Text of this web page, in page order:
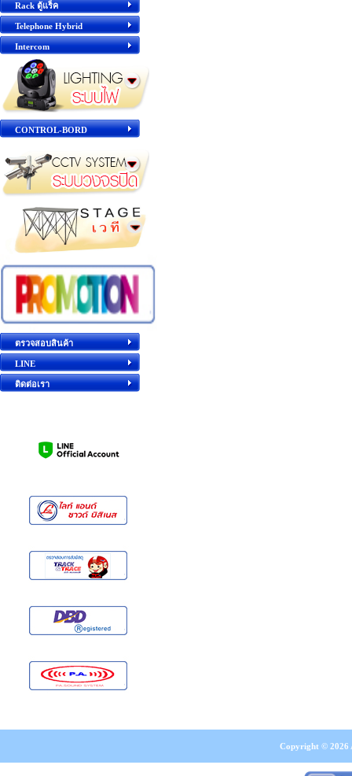
Rack ตู้แร็ค
Telephone Hybrid
Intercom
CONTROL-BORD
ตรวจสอบสินค้า
LINE
ติดต่อเรา
Copyright © 2026